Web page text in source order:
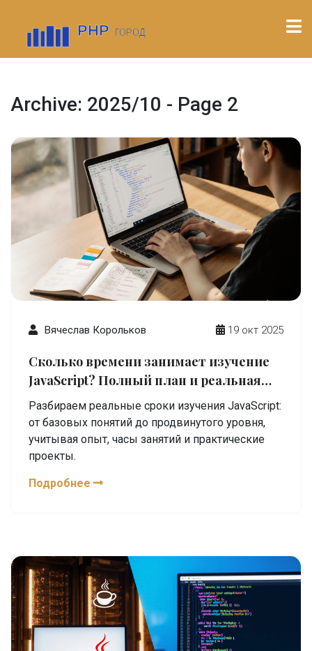
Archive: 2025/10 - Page 2
Вячеслав Корольков 19 окт 2025
Сколько времени занимает изучение
JavaScript? Полный план и реальная
оценка
Разбираем реальные сроки изучения JavaScript:
от базовых понятий до продвинутого уровня,
учитывая опыт, часы занятий и практические
проекты.
Подробнее